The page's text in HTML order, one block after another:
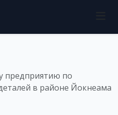
предприятию по
в районе Йокнеама